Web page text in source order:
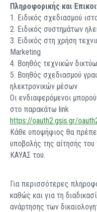
Πληροφορικής και
1. Ειδικός σχεδιασμού
2. Ειδικός συστημάτων
3. Ειδικός στη χρήση
Marketing
4. Βοηθός τεχνικών
5. Βοηθός σχεδιασμού
ηλεκτρονικών μέσων
Οι ενδιαφερόμενοι
στο παρακάτω link
https://oauth2.gsis.gr/
Κάθε υποψήφιος θα
υποβολής της αίτησής
ΚΑΥΑΣ του.
Για περισσότερες
καθώς και για τη
ανάρτησης των